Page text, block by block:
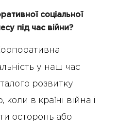
соціальної
під час війни?
у наш час
розвитку
в країні війна і
осторонь або